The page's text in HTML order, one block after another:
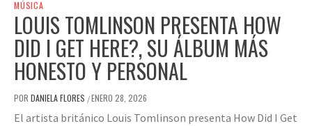
MÚSICA
LOUIS TOMLINSON PRESENTA HOW
DID I GET HERE?, SU ÁLBUM MÁS
HONESTO Y PERSONAL
POR DANIELA FLORES /ENERO 28, 2026
El artista británico Louis Tomlinson presenta How Did I Get